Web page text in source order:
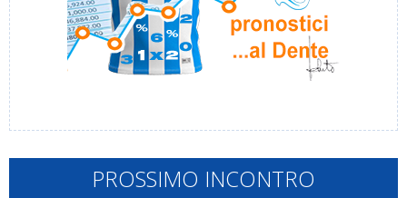
PROSSIMO INCONTRO